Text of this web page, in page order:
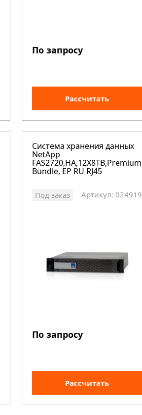
По запросу
Рассчитать
Система хранения данных
NetApp
FAS2720,HA,12X8TB,Premium
Bundle, EP RU RJ45
Под заказ Артикул: 024919
По запросу
Рассчитать